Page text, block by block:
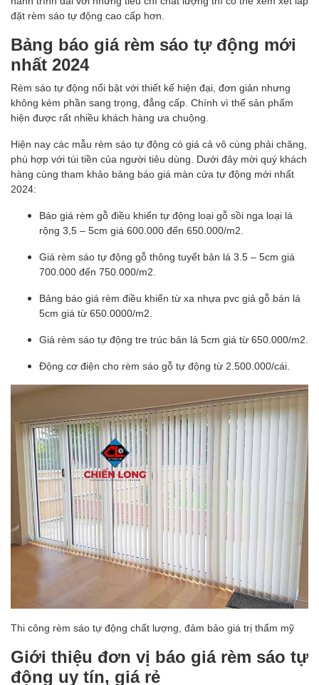
đặt rèm sáo tự động cao cấp hơn.
Bảng báo giá rèm sáo tự động mới
nhất 2024
Rèm sáo tự động nổi bật với thiết kế hiện đại, đơn giản nhưng
không kém phần sang trọng, đẳng cấp. Chính vì thế sản phẩm
hiện được rất nhiều khách hàng ưa chuộng.
Hiện nay các mẫu rèm sáo tự động có giá cả vô cùng phải chăng,
phù hợp với túi tiền của người tiêu dùng. Dưới đây mời quý khách
hàng cùng tham khảo bảng báo giá màn cửa tự động mới nhất
2024:
Báo giá rèm gỗ điều khiển tự động loại gỗ sồi nga loại lá
rộng 3,5 – 5cm giá 600.000 đến 650.000/m2.
Giá rèm sáo tự động gỗ thông tuyết bản lá 3.5 – 5cm giá
700.000 đến 750.000/m2.
Bảng báo giá rèm điều khiển từ xa nhựa pvc giả gỗ bán lá
5cm giá từ 650.0000/m2.
Giá rèm sáo tự động tre trúc bản lá 5cm giá từ 650.000/m2.
Động cơ điện cho rèm sáo gỗ tự động từ 2.500.000/cái.
Thi công rèm sáo tự động chất lượng, đảm bảo giá trị thẩm mỹ
Giới thiệu đơn vị báo giá rèm sáo tự
động uy tín, giá rẻ